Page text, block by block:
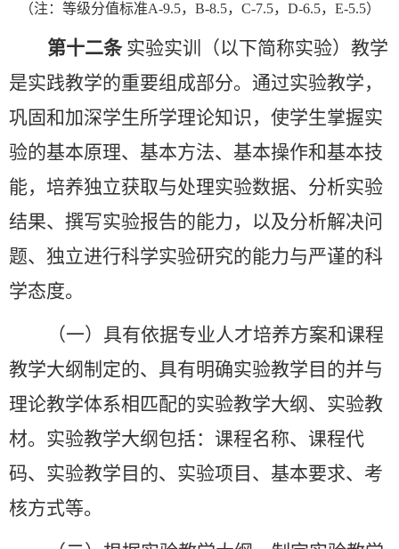
（注：等级分值标准A-9.5， B-8.5， C-7.5， D-6.5， E-5.5）
第十二条 实验实训（以下简称实验）教学
是实践教学的重要组成部分。通过实验教学，
巩固和加深学生所学理论知识，使学生掌握实
验的基本原理、基本方法、基本操作和基本技
能，培养独立获取与处理实验数据、分析实验
结果、撰写实验报告的能力，以及分析解决问
题、独立进行科学实验研究的能力与严谨的科
学态度。
（一）具有依据专业人才培养方案和课程
教学大纲制定的、具有明确实验教学目的并与
理论教学体系相匹配的实验教学大纲、实验教
材。实验教学大纲包括：课程名称、课程代
码、实验教学目的、实验项目、基本要求、考
核方式等。